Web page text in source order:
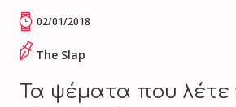
02/01/2018
The Slap
Τα ψέματα που λέτε